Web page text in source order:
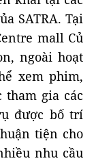
SATRA. Tại
mall Củ
ngoài hoạt
xem phim,
tham gia các
được bố trí
tiện cho
nhu cầu